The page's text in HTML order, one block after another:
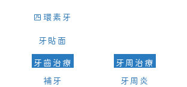
四環素牙
牙貼面
牙齒治療
補牙
牙周治療
牙周炎